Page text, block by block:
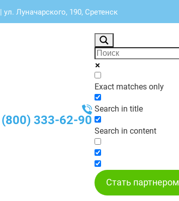
| ул. Луначарского, 190, Сретенск
333-62-90
Exact matches only
Search in title
Search in content
Стать партнером